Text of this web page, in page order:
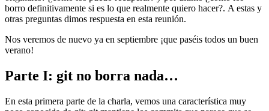
borro definitivamente si es lo que realmente quiero hacer?. A estas y
otras preguntas dimos respuesta en esta reunión.
Nos veremos de nuevo ya en septiembre ¡que paséis todos un buen
verano!
Parte I: git no borra nada…
En esta primera parte de la charla, vemos una característica muy